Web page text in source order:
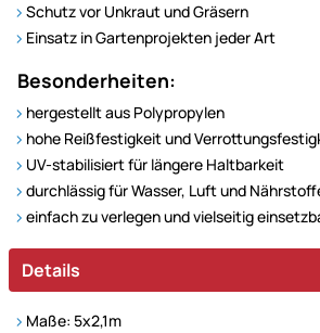
Schutz vor Unkraut und Gräsern
Einsatz in Gartenprojekten jeder Art
Besonderheiten:
hergestellt aus Polypropylen
hohe Reißfestigkeit und
UV-stabilisiert für längere Haltbarkeit
durchlässig für Wasser, Luft und
einfach zu verlegen und vielseitig
Details
Maße: 5x2,1m